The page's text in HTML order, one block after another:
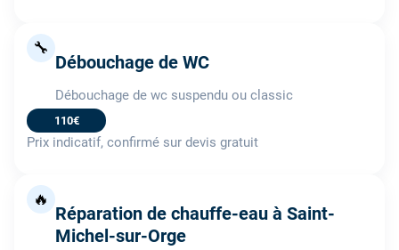
🔧
Débouchage de WC
Débouchage de wc suspendu ou classic
110€
Prix indicatif, confirmé sur devis gratuit
🔥
Réparation de chauffe-eau à Saint-
Michel-sur-Orge